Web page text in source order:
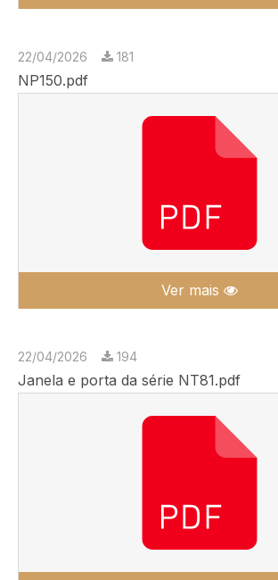
22/04/2026 181
NP150.pdf
Ver mais
22/04/2026 194
Janela e porta da série NT81.pdf